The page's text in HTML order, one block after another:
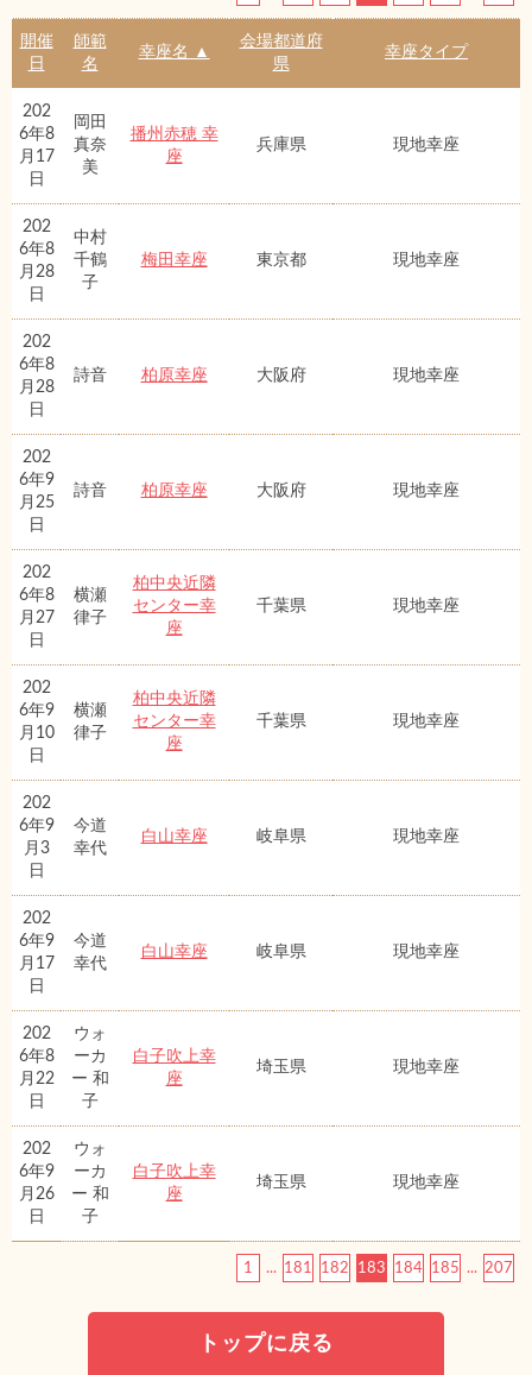
開催
日
師範
名
幸座名 ▲
会場都道府
県
幸座タイプ
202
6年8
月17
日
岡田
真奈
美
播州赤穂 幸
座
兵庫県 現地幸座
202
6年8
月28
日
中村
千鶴
子
梅田幸座 東京都 現地幸座
202
6年8
月28
日
詩音 柏原幸座 大阪府 現地幸座
202
6年9
月25
日
詩音 柏原幸座 大阪府 現地幸座
202
6年8
月27
日
横瀬
律子
柏中央近隣
センター幸
座
千葉県 現地幸座
202
6年9
月10
日
横瀬
律子
柏中央近隣
センター幸
座
千葉県 現地幸座
202
6年9
月3
日
今道
幸代
白山幸座 岐阜県 現地幸座
202
6年9
月17
日
今道
幸代
白山幸座 岐阜県 現地幸座
202
6年8
月22
日
ウォ
ーカ
ー 和
子
白子吹上幸
座
埼玉県 現地幸座
202
6年9
月26
日
ウォ
ーカ
ー 和
子
白子吹上幸
座
埼玉県 現地幸座
1 ... 181 182 183 184 185 ... 207
トップに戻る